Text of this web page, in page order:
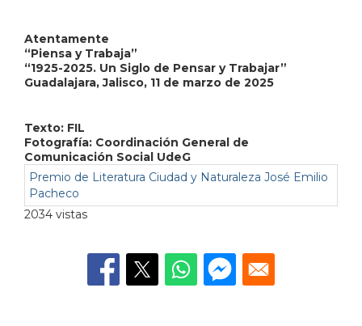
Atentamente
“Piensa y Trabaja”
“1925-2025. Un Siglo de Pensar y Trabajar”
Guadalajara, Jalisco, 11 de marzo de 2025
Texto: FIL
Fotografía: Coordinación General de
Comunicación Social UdeG
Premio de Literatura Ciudad y Naturaleza José Emilio
Pacheco
2034 vistas